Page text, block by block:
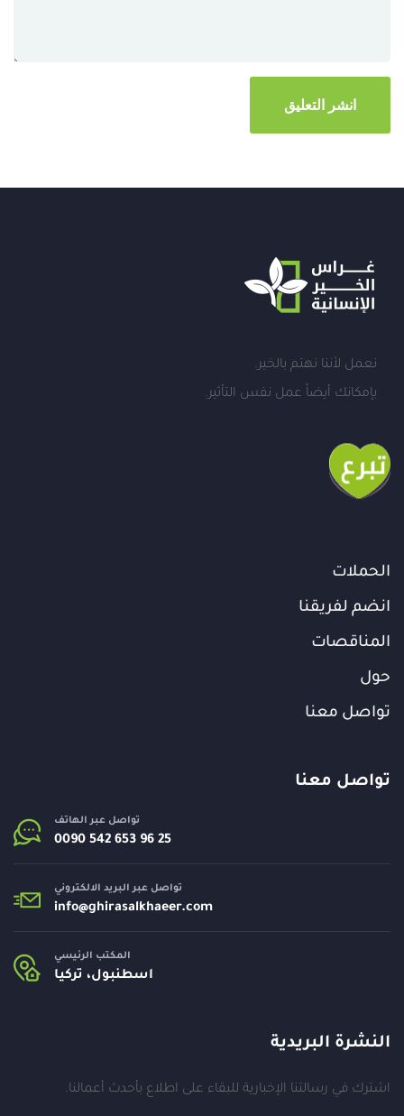
نعمل لأننا نهتم بالخير.
بإمكانك أيضاً عمل نفس التأثير.
الحملات
انضم لفريقنا
المناقصات
حول
تواصل معنا
تواصل معنا
تواصل عبر الهاتف
تواصل عبر البريد الالكتروني
info@ghirasalkhaeer.com
المكتب الرئيسي
اسطنبول، تركيا
النشرة البريدية
اشترك في رسالتنا الإخبارية للبقاء على اطلاع بأحدث أعمالنا.